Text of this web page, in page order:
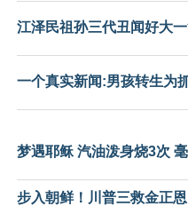
江泽民祖孙三代丑闻好大
一个真实新闻:男孩转生为
梦遇耶稣 汽油泼身烧3次
步入朝鲜！川普三救金正